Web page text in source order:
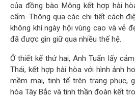
của đồng bào Mông kết hợp hài
cẩm. Thông qua các chi tiết cách
không khí ngày hội vùng cao và vẻ
đã được gìn giữ qua nhiều thế hệ.
Ở thiết kế thứ hai, Anh Tuấn lấy
Thái, kết hợp hài hòa với hình ảnh
mềm mại, tinh tế trên trang phục,
hóa Tây Bắc và tinh thần đoàn kết